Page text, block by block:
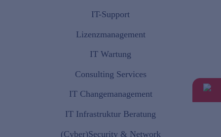
IT-Support
Lizenzmanagement
IT Wartung
Consulting Services
IT Changemanagement
IT Infrastruktur Beratung
(Cyber)Security & Network